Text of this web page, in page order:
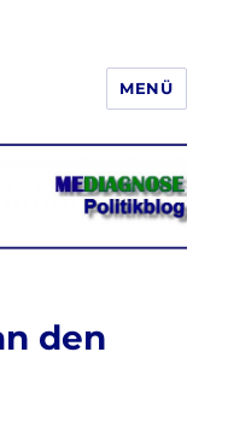
seine
und Bild
verbreiten
MENÜ
den